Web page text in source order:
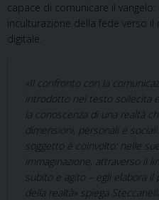
capace di comunicare il
inculturazione della fede verso
digitale.
«Il confronto con la
introdotto nel testo sollecita
la conoscenza di una realtà
dimensioni, personali e
soggetto è coinvolto: nelle
immaginazione, attraverso il
subito e agito – egli elabora
della realtà» spiega